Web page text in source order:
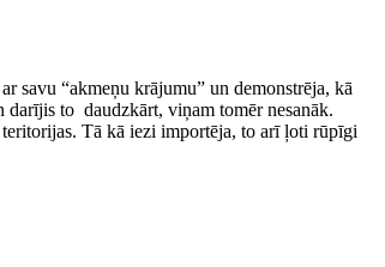
savu “akmeņu krājumu” un demonstrēja, kā
darījis to daudzkārt, viņam tomēr nesanāk.
Tā kā iezi importēja, to arī ļoti rūpīgi